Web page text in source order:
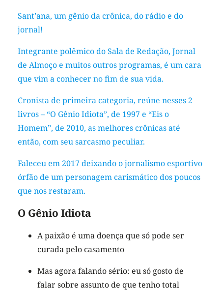
Sant’ana, um gênio da crônica, do rádio e do
jornal!
Integrante polêmico do Sala de Redação, Jornal
de Almoço e muitos outros programas, é um cara
que vim a conhecer no fim de sua vida.
Cronista de primeira categoria, reúne nesses 2
livros – “O Gênio Idiota”, de 1997 e “Eis o
Homem”, de 2010, as melhores crônicas até
então, com seu sarcasmo peculiar.
Faleceu em 2017 deixando o jornalismo esportivo
órfão de um personagem carismático dos poucos
que nos restaram.
O Gênio Idiota
A paixão é uma doença que só pode ser
curada pelo casamento
Mas agora falando sério: eu só gosto de
falar sobre assunto de que tenho total